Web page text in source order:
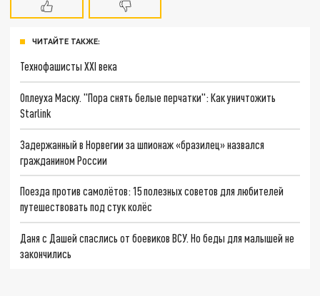
ЧИТАЙТЕ ТАКЖЕ:
Технофашисты XXI века
Оплеуха Маску. "Пора снять белые перчатки": Как уничтожить
Starlink
Задержанный в Норвегии за шпионаж «бразилец» назвался
гражданином России
Поезда против самолётов: 15 полезных советов для любителей
путешествовать под стук колёс
Даня с Дашей спаслись от боевиков ВСУ. Но беды для малышей не
закончились